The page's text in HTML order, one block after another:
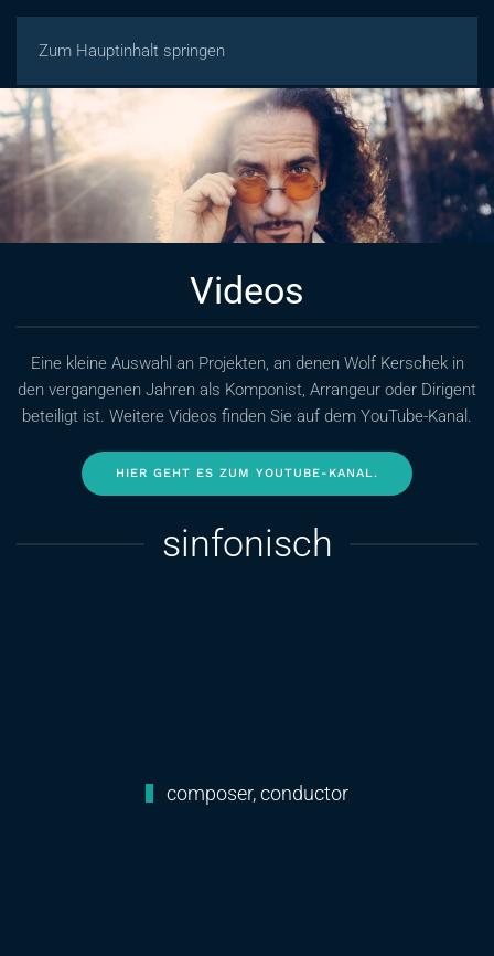
Zum Hauptinhalt springen
Videos
Eine kleine Auswahl an Projekten, an denen Wolf Kerschek in
den vergangenen Jahren als Komponist, Arrangeur oder Dirigent
beteiligt ist. Weitere Videos finden Sie auf dem YouTube-Kanal.
HIER GEHT ES ZUM YOUTUBE-KANAL.
sinfonisch
composer, conductor